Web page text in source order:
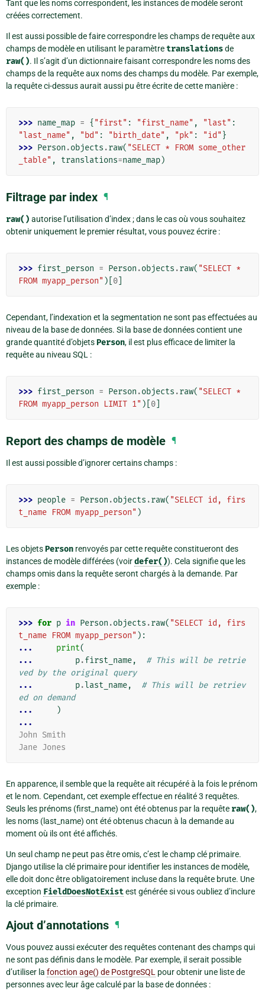
Tant que les noms correspondent, les instances de modèle seront
créées correctement.
Il est aussi possible de faire correspondre les champs de requête aux
champs de modèle en utilisant le paramètretranslationsde
raw(). Il s’agit d’un dictionnaire faisant correspondre les noms des
champs de la requête aux noms des champs du modèle. Par exemple,
la requête ci-dessus aurait aussi pu être écrite de cette manière :
>>> name_map = { "first" : "first_name" , "last" :
"last_name" , "bd" : "birth_date" , "pk" : "id" }
>>> Person .objects .raw( "SELECT * FROM some_other
_table" , translations=name_map)
Filtrage par index ¶
raw() autorise l’utilisation d’index ; dans le cas où vous souhaitez
obtenir uniquement le premier résultat, vous pouvez écrire :
>>> first_person = Person .objects .raw( "SELECT *
FROM myapp_person" )[ 0
Cependant, l’indexation et la segmentation ne sont pas effectuées au
niveau de la base de données. Si la base de données contient une
grande quantité d’objetsPerson, il est plus efficace de limiter la
requête au niveau SQL :
>>> first_person = Person .objects .raw( "SELECT *
FROM myapp_person LIMIT 1" )[ 0
Report des champs de modèle ¶
Il est aussi possible d’ignorer certains champs :
>>> people = Person .objects .raw( "SELECT id, firs
t_name FROM myapp_person" )
Les objetsPerson renvoyés par cette requête constitueront des
instances de modèle différées (voirdefer()). Cela signifie que les
champs omis dans la requête seront chargés à la demande. Par
exemple :
>>> for p in Person .objects .raw( "SELECT id, firs
t_name FROM myapp_person" ):
...
print(
...
p.first_name,
# This will be retrie
ved by the original query
...
p.last_name,
# This will be retriev
ed on demand
...
)
...
John Smith
Jane Jones
En apparence, il semble que la requête ait récupéré à la fois le prénom
et le nom. Cependant, cet exemple effectue en réalité 3 requêtes.
Seuls les prénoms (first_name) ont été obtenus par la requête raw(),
les noms (last_name) ont été obtenus chacun à la demande au
moment où ils ont été affichés.
Un seul champ ne peut pas être omis, c’est le champ clé primaire.
Django utilise la clé primaire pour identifier les instances de modèle,
elle doit donc être obligatoirement incluse dans la requête brute. Une
exception FieldDoesNotExistest générée si vous oubliez d’inclure
la clé primaire.
Ajout d’annotations ¶
Vous pouvez aussi exécuter des requêtes contenant des champs qui
ne sont pas définis dans le modèle. Par exemple, il serait possible
d’utiliser la fonction age() de PostgreSQL pour obtenir une liste de
personnes avec leur âge calculé par la base de données :